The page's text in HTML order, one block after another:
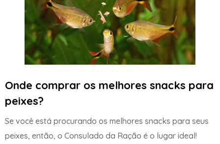
Onde comprar os melhores snacks para
peixes?
Se você está procurando os melhores snacks para seus
peixes, então, o Consulado da Ração é o lugar ideal!